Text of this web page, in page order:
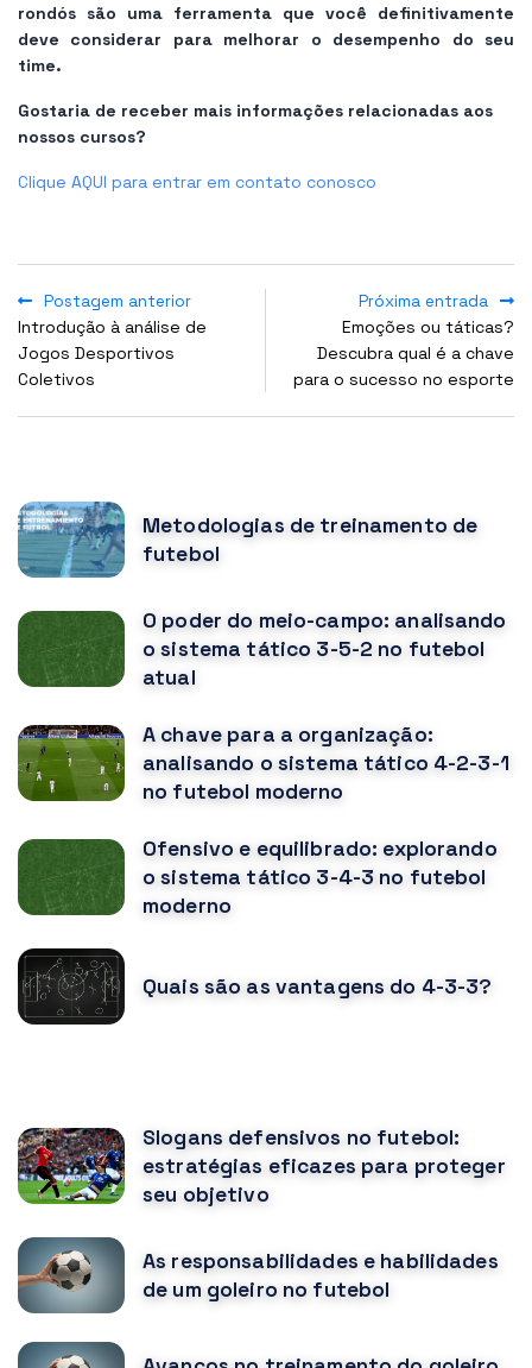
rondós são uma ferramenta que você definitivamente
deve considerar para melhorar o desempenho do seu
time.
Gostaria de receber mais informações relacionadas aos
nossos cursos?
Clique AQUI para entrar em contato conosco
Postagem anterior
Introdução à análise de
Jogos Desportivos
Coletivos
Próxima entrada
Emoções ou táticas?
Descubra qual é a chave
para o sucesso no esporte
Metodologias de treinamento de
futebol
O poder do meio-campo: analisando
o sistema tático 3-5-2 no futebol
atual
A chave para a organização:
analisando o sistema tático 4-2-3-1
no futebol moderno
Ofensivo e equilibrado: explorando
o sistema tático 3-4-3 no futebol
moderno
Quais são as vantagens do 4-3-3?
Slogans defensivos no futebol:
estratégias eficazes para proteger
seu objetivo
As responsabilidades e habilidades
de um goleiro no futebol